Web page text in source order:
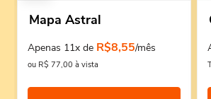
Mapa Astral
Apenas 11x de R$8,55/mês
ou R$ 77,00 à vista